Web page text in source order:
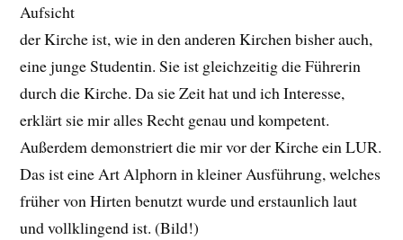
Aufsicht
der Kirche ist, wie in den anderen Kirchen bisher auch,
eine junge Studentin. Sie ist gleichzeitig die Führerin
durch die Kirche. Da sie Zeit hat und ich Interesse,
erklärt sie mir alles Recht genau und kompetent.
Außerdem demonstriert die mir vor der Kirche ein LUR.
Das ist eine Art Alphorn in kleiner Ausführung, welches
früher von Hirten benutzt wurde und erstaunlich laut
und vollklingend ist. (Bild!)